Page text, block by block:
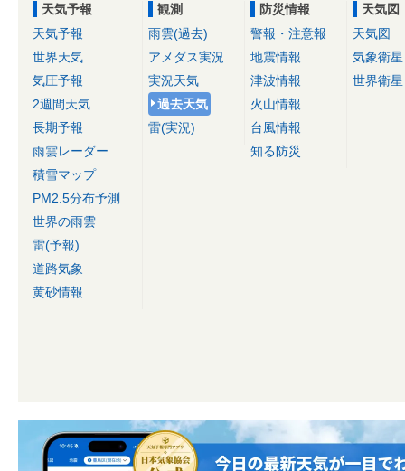
天気予報
天気予報
世界天気
気圧予報
2週間天気
長期予報
雨雲レーダー
積雪マップ
PM2.5分布予測
世界の雨雲
雷(予報)
道路気象
黄砂情報
観測
雨雲(過去)
アメダス実況
実況天気
過去天気
雷(実況)
防災情報
警報・注意報
地震情報
津波情報
火山情報
台風情報
知る防災
天気図
天気図
気象衛星
世界衛星